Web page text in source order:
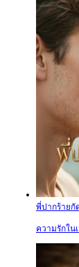
พี่ปากร้ายกั
ความรักใน